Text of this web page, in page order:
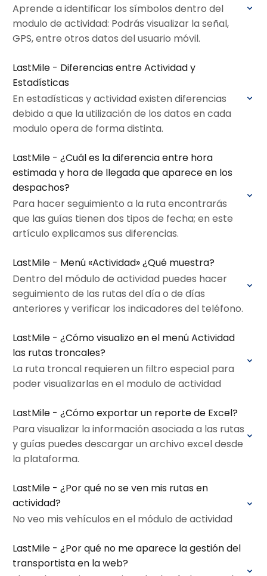
Aprende a identificar los símbolos dentro del
modulo de actividad: Podrás visualizar la señal,
GPS, entre otros datos del usuario móvil.
LastMile - Diferencias entre Actividad y
Estadísticas
En estadísticas y actividad existen diferencias
debido a que la utilización de los datos en cada
modulo opera de forma distinta.
LastMile - ¿Cuál es la diferencia entre hora
estimada y hora de llegada que aparece en los
despachos?
Para hacer seguimiento a la ruta encontrarás
que las guías tienen dos tipos de fecha; en este
artículo explicamos sus diferencias.
LastMile - Menú «Actividad» ¿Qué muestra?
Dentro del módulo de actividad puedes hacer
seguimiento de las rutas del día o de días
anteriores y verificar los indicadores del teléfono.
LastMile - ¿Cómo visualizo en el menú Actividad
las rutas troncales?
La ruta troncal requieren un filtro especial para
poder visualizarlas en el modulo de actividad
LastMile - ¿Cómo exportar un reporte de Excel?
Para visualizar la información asociada a las rutas
y guías puedes descargar un archivo excel desde
la plataforma.
LastMile - ¿Por qué no se ven mis rutas en
actividad?
No veo mis vehículos en el módulo de actividad
LastMile - ¿Por qué no me aparece la gestión del
transportista en la web?